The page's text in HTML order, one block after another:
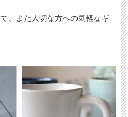
、また大切な方への気軽なギ